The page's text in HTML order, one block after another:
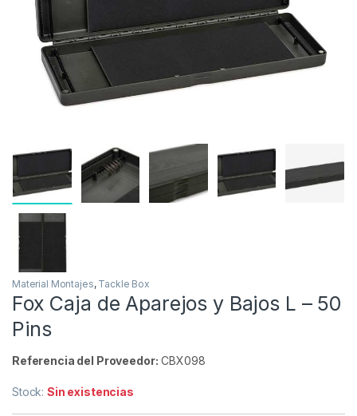
Material Montajes, Tackle Box
Fox Caja de Aparejos y Bajos L – 50
Pins
Referencia del Proveedor: CBX098
Stock:Sin existencias